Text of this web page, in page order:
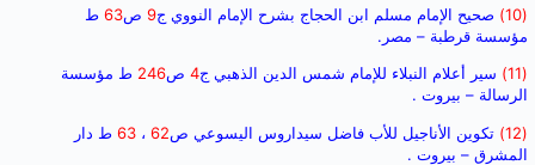
(10)
صحيح الإمام مسلم ابن الحجاج بشرح الإمام النووي ج9ص63ط
مؤسسة قرطبة – مصر .
(11)
سير أعلام النبلاء للإمام شمس الدين الذهبي ج4ص246 ط مؤسسة
الرسالة – بيروت .
(12)
تكوين الأناجيل للأب فاضل سيداروس اليسوعي ص62، 63ط دار
المشرق – بيروت .